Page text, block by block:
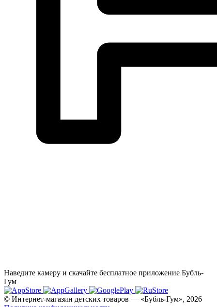
Наведите камеру и скачайте бесплатное приложение Бубль-
Гум
© Интернет-магазин детских товаров — «Бубль-Гум», 2026